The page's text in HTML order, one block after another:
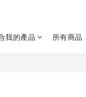
我的產品 所有商品